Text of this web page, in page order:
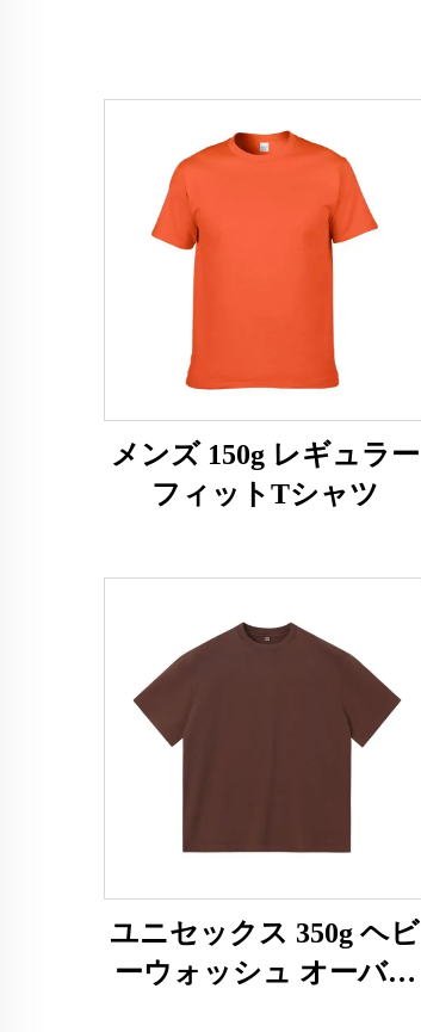
メンズ 150g レギュラー
フィットTシャツ
ユニセックス 350g ヘビ
ーウォッシュ オーバー